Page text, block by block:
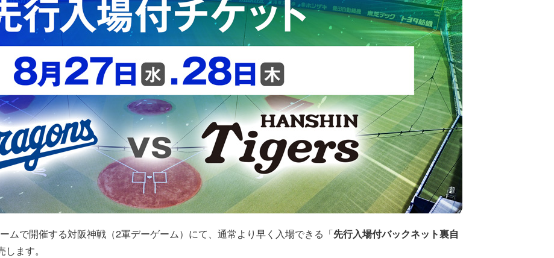
ムで開催する対阪神戦（2軍デーゲーム）にて、通常より早く入場できる「先行入場付バックネット裏自
ます。